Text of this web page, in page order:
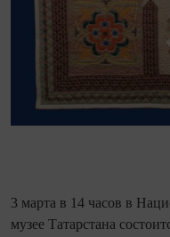
3 марта в 14 часов в
музее Татарстана